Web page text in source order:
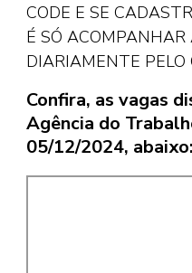
CODE E SE
É SÓ ACOMPANHAR
DIARIAMENTE PELO
Confira, as vagas
Agência do
05/12/2024, abaixo: